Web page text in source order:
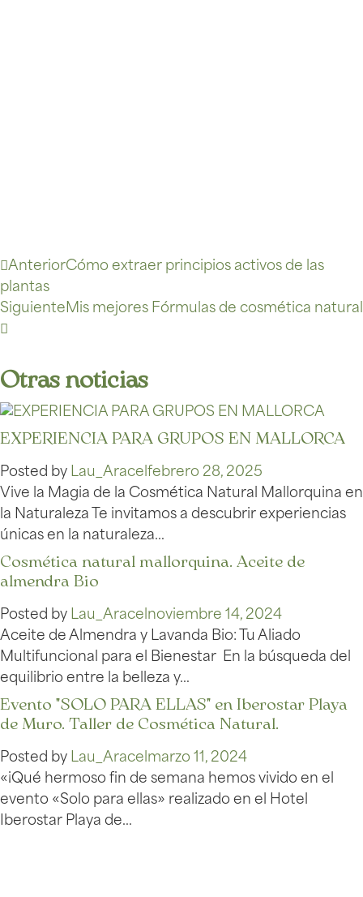
AnteriorCómo extraer principios activos de las
plantas
Siguiente Mis mejores Fórmulas de cosmética natural
Otras noticias
EXPERIENCIA PARA GRUPOS EN MALLORCA
Posted by Lau_Aracel febrero 28, 2025
Vive la Magia de la Cosmética Natural Mallorquina en
la Naturaleza Te invitamos a descubrir experiencias
únicas en la naturaleza…
Cosmética natural mallorquina. Aceite de
almendra Bio
Posted by Lau_Aracel noviembre 14, 2024
Aceite de Almendra y Lavanda Bio: Tu Aliado
Multifuncional para el Bienestar En la búsqueda del
equilibrio entre la belleza y…
Evento "SOLO PARA ELLAS" en Iberostar Playa
de Muro. Taller de Cosmética Natural.
Posted by Lau_Aracel marzo 11, 2024
«¡Qué hermoso fin de semana hemos vivido en el
evento «Solo para ellas» realizado en el Hotel
Iberostar Playa de…